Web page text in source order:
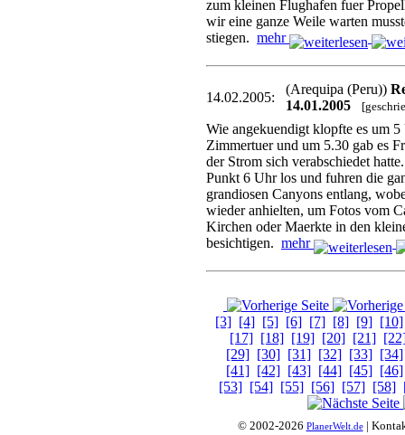
zum kleinen Flughafen fuer
wir eine ganze Weile warten
stiegen. mehr
14.02.2005:
(Arequipa (Peru))
14.01.2005
Wie angekuendigt klopfte es um
Zimmertuer und um 5.30 gab es
der Strom sich verabschiedet
Punkt 6 Uhr los und fuhren die
grandiosen Canyons entlang,
wieder anhielten, um Fotos vom
Kirchen oder Maerkte in den
besichtigen. mehr
[3] [4] [5] [6] [7] [8] [9] [10]
[17] [18] [19] [20] [21]
[29] [30] [31] [32] [33] [34]
[41] [42] [43] [44] [45] [46]
[53] [54] [55] [56] [57] [58]
© 2002-2026 PlanerWelt.de|